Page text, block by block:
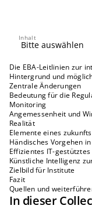
Inhalt
Inhalt
Die EBA-Leitlinien zur
Hintergrund und
Zentrale Änderungen
Bedeutung für die
Monitoring
Angemessenheit und
Realität
Elemente eines
Händisches Vorgehen
Effizientes IT-
Künstliche Intelligenz
Zielbild für Institute
Fazit
Quellen und
In dieser